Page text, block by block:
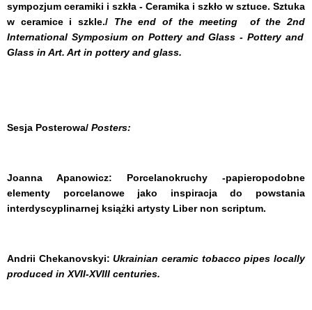
sympozjum ceramiki i szkła - Ceramika i szkło w sztuce. Sztuka
w ceramice i szkle./ The end of the meeting of the 2nd
International Symposium on Pottery and Glass -Pottery and
Glass in Art. Art in pottery and glass.
Sesja Posterowa/ Posters:
Joanna Apanowicz:
Porcelanokruchy -papieropodobne
elementy porcelanowe jako inspiracja do powstania
interdyscyplinarnej książki artysty Liber non scriptum.
Andrii Chekanovskyi: Ukrainian ceramic tobacco pipes locally
produced inXVII-XVIII centuries.